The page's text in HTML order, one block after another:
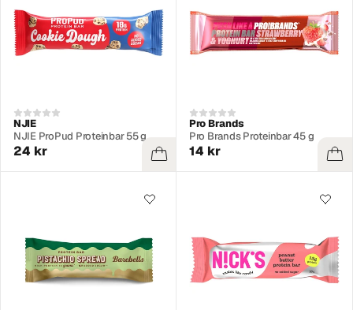
NJIE
NJIE ProPud Proteinbar 55 g
24 kr
Pro Brands
Pro Brands Proteinbar 45 g
14 kr